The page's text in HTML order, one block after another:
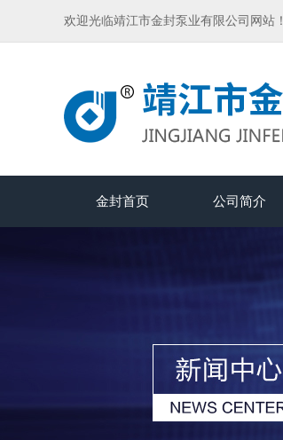
欢迎光临靖江市金封泵业有限公司网站！
金封首页 公司简介